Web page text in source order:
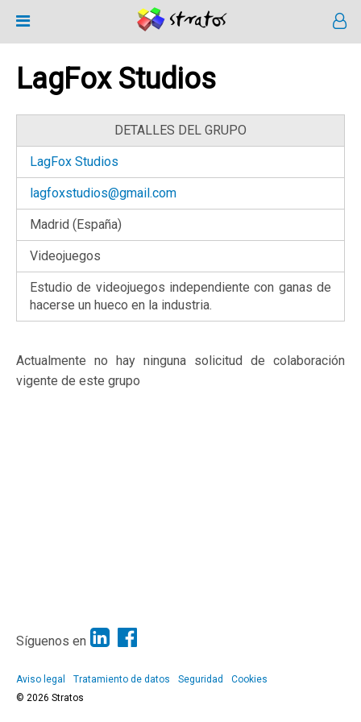
LagFox Studios
DETALLES DEL GRUPO
LagFox Studios
lagfoxstudios@gmail.com
Madrid (España)
Videojuegos
Estudio de videojuegos independiente con ganas de
hacerse un hueco en la industria.
Actualmente no hay ninguna solicitud de colaboración
vigente de este grupo
Síguenos en
Aviso legal Tratamiento de datos Seguridad
Cookies
© 2026 Stratos